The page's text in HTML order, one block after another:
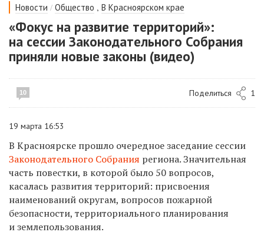
Новости / Общество , В Красноярском крае
«Фокус на развитие территорий»:
на сессии Законодательного Собрания
приняли новые законы (видео)
10 Поделиться 1
19 марта 16:53
В Красноярске прошло очередное заседание сессии
Законодательного Собрания региона. Значительная
часть повестки, в которой было 50 вопросов,
касалась развития территорий: присвоения
наименований округам, вопросов пожарной
безопасности, территориального планирования
и землепользования.